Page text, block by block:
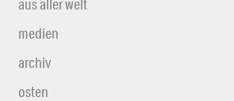
aus aller welt
medien
archiv
osten